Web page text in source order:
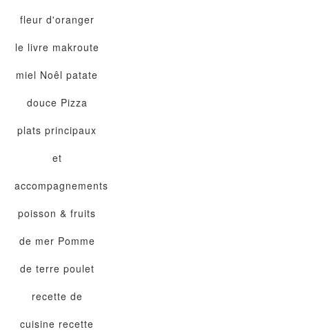
fleur d'oranger
le livre makroute
miel Noêl patate
douce Pizza
plats principaux
et
accompagnements
poisson & fruits
de mer Pomme
de terre poulet
recette de
cuisine recette